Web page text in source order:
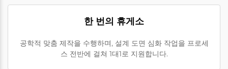
한 번의 휴게소
공학적 맞춤 제작을 수행하며, 설계 도면 심화 작업을 프로세
스 전반에 걸쳐 1대1로 지원합니다.